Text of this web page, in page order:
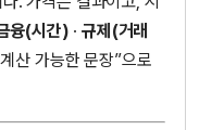
융(시간) ·규제(거래
산 가능한 문장”으로